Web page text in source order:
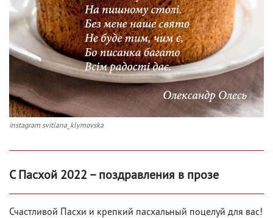
instagram svitlana_klymovska
С Пасхой 2022 – поздравления в прозе
Счастливой Пасхи и крепкий пасхальный поцелуй для вас!